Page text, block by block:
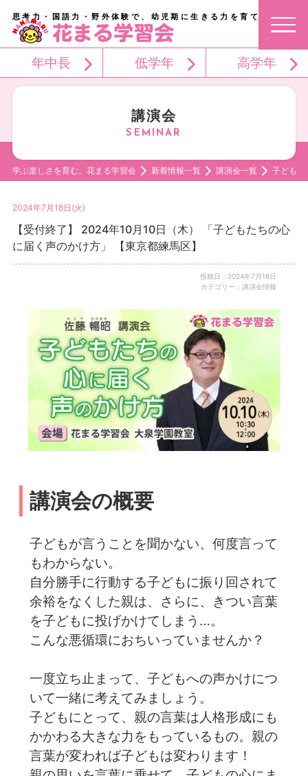
思考力・国語力・野外体験で、幼児期に生きる力を育てる。
年中長 低学年 高学年
講演会
学ぶ楽しさを育む。花まる学習会 新着情報一覧 講演会一覧 子どもた
2024年7月18日(火)
【受付終了】 2024年10月10日（木） 「子どもたちの心
に届く声のかけ方」 【東京都練馬区】
投稿日：2024年7月18日
カテゴリー：講演会情報
講演会の概要
子どもが言うことを聞かない、何度言って
もわからない。
自分勝手に行動する子どもに振り回されて
余裕をなくした親は、さらに、きつい言葉
を子どもに投げかけてしまう…。
こんな悪循環におちいっていませんか？
一度立ち止まって、子どもへの声かけにつ
いて一緒に考えてみましょう。
子どもにとって、親の言葉は人格形成にも
かかわる大きな力をもっているもの。親の
言葉が変われば子どもは変わります！